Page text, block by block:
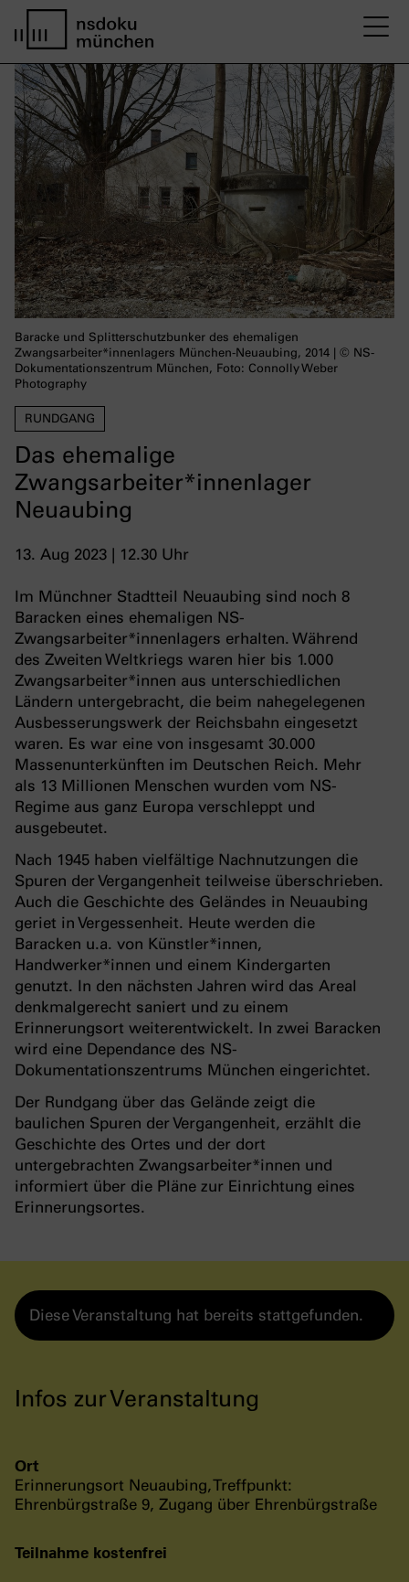
RUNDGANG
Das ehemalige
Zwangsarbeiter*innenlager
Neuaubing
13. Aug 2023 | 12.30 Uhr
Baracke und Splitterschutzbunker des ehemaligen
Zwangsarbeiter*innenlagers München-Neuaubing, 2014 | © NS-
Dokumentationszentrum München, Foto: Connolly Weber
Photography
Im Münchner Stadtteil Neuaubing sind noch 8
Baracken eines ehemaligen NS-
Zwangsarbeiter*innenlagers erhalten. Während
des Zweiten Weltkriegs waren hier bis 1.000
Zwangsarbeiter*innen aus unterschiedlichen
Ländern untergebracht, die beim nahegelegenen
Ausbesserungswerk der Reichsbahn eingesetzt
waren. Es war eine von insgesamt 30.000
Massenunterkünften im Deutschen Reich. Mehr
als 13 Millionen Menschen wurden vom NS-
Regime aus ganz Europa verschleppt und
ausgebeutet.
Nach 1945 haben vielfältige Nachnutzungen die
Spuren der Vergangenheit teilweise überschrieben.
Auch die Geschichte des Geländes in Neuaubing
geriet in Vergessenheit. Heute werden die
Baracken u.a. von Künstler*innen,
Handwerker*innen und einem Kindergarten
genutzt. In den nächsten Jahren wird das Areal
denkmalgerecht saniert und zu einem
Erinnerungsort weiterentwickelt. In zwei Baracken
wird eine Dependance des NS-
Dokumentationszentrums München eingerichtet.
Der Rundgang über das Gelände zeigt die
baulichen Spuren der Vergangenheit, erzählt die
Geschichte des Ortes und der dort
untergebrachten Zwangsarbeiter*innen und
informiert über die Pläne zur Einrichtung eines
Erinnerungsortes.
Diese Veranstaltung hat bereits stattgefunden.
Infos zur Veranstaltung
Ort
Erinnerungsort Neuaubing, Treffpunkt:
Ehrenbürgstraße 9, Zugang über Ehrenbürgstraße
Teilnahme kostenfrei